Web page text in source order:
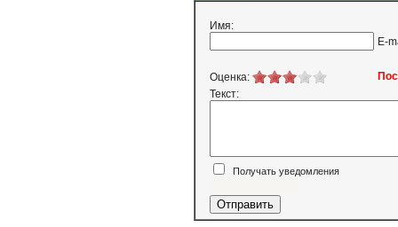
Имя:
E-
Оценка:
Текст:
Получать уведомления